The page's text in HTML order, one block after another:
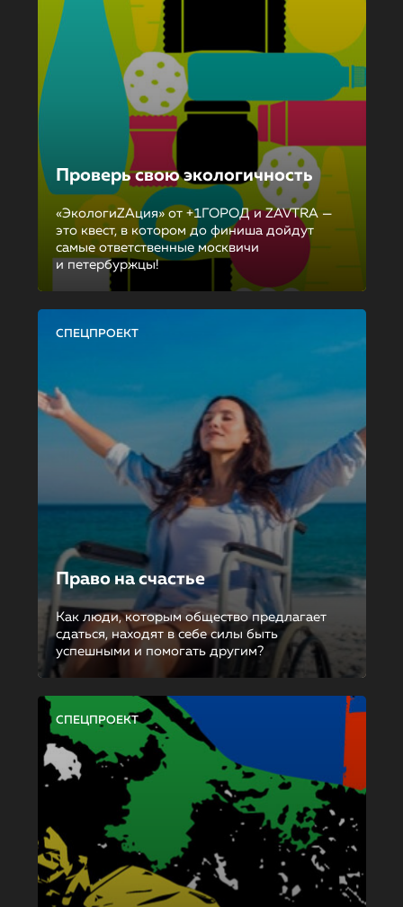
Проверь свою экологичность
«ЭкологиZAция» от +1ГОРОД и ZAVTRA —
это квест, в котором до финиша дойдут
самые ответственные москвичи
и петербуржцы!
СПЕЦПРОЕКТ
Право на счастье
Как люди, которым общество предлагает
сдаться, находят в себе силы быть
успешными и помогать другим?
СПЕЦПРОЕКТ